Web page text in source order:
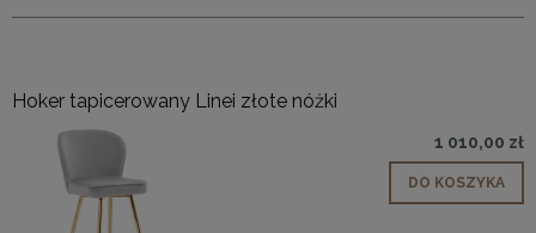
Hoker tapicerowany Linei złote nóżki
1 010,00 zł
DO KOSZYKA